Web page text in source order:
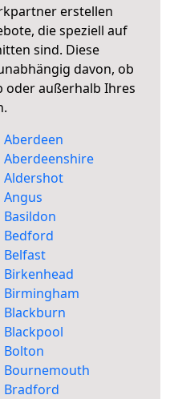
erstellen
die speziell auf
sind. Diese
davon, ob
oder außerhalb Ihres
Aldershot
Bedford
Birmingham
Bolton
Bournemouth
Bradford